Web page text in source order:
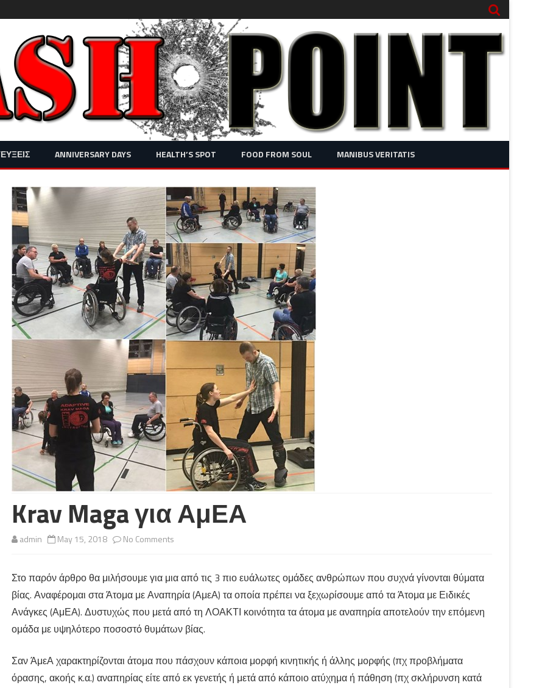
Skip
content
ANNIVERSARY DAYS HEALTH’S SPOT FOOD FROM SOUL MANIBUS VERITATIS
Krav Maga για ΑμΕΑ
admin May 15, 2018 No Commentson
Maga
για
ΑμΕΑ
Στο παρόν άρθρο θα μιλήσουμε για μια από τις 3 πιο ευάλωτες ομάδες ανθρώπων που συχνά γίνονται θύματα
βίας. Αναφέρομαι στα Άτομα με Αναπηρία (ΑμεΑ) τα οποία πρέπει να ξεχωρίσουμε από τα Άτομα με Ειδικές
Ανάγκες (ΑμΕΑ). Δυστυχώς που μετά από τη ΛΟΑΚΤΙ κοινότητα τα άτομα με αναπηρία αποτελούν την επόμενη
ομάδα με υψηλότερο ποσοστό θυμάτων βίας.
Σαν ΆμεΑ χαρακτηρίζονται άτομα που πάσχουν κάποια μορφή κινητικής ή άλλης μορφής (πχ προβλήματα
όρασης, ακοής κ.α.) αναπηρίας είτε από εκ γενετής ή μετά από κάποιο ατύχημα ή πάθηση (πχ σκλήρυνση κατά